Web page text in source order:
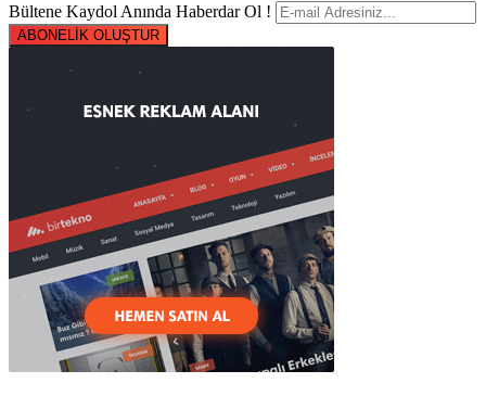
Bültene Kaydol Anında Haberdar Ol !
ABONELİK OLUŞTUR